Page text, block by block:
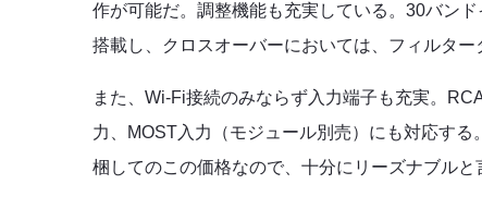
作が可能だ。調整機能も充実している。30バン
搭載し、クロスオーバーにおいては、フィルタ
また、Wi-Fi接続のみならず入力端子も充実。
力、MOST入力（モジュール別売）にも対応す
梱してのこの価格なので、十分にリーズナブルと